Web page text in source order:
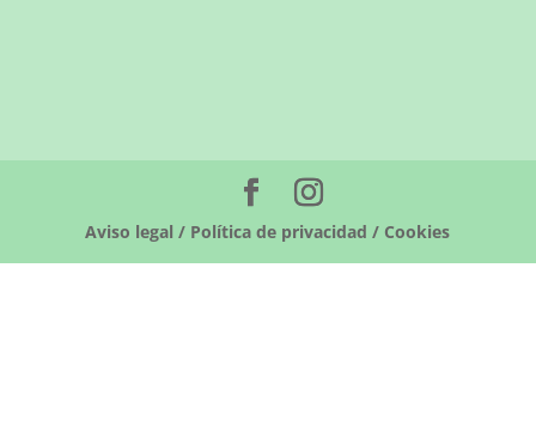
Aviso legal / Política de privacidad / Cookies